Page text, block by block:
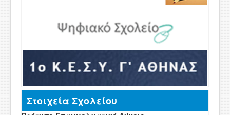
Στοιχεία Σχολείου